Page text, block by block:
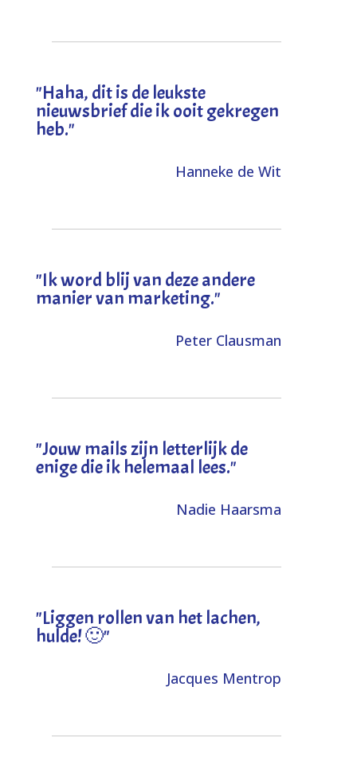
"Haha, dit is de leukste
nieuwsbrief die ik ooit gekregen
heb."
Hanneke de Wit
"Ik word blij van deze andere
manier van marketing."
Peter Clausman
"Jouw mails zijn letterlijk de
enige die ik helemaal lees."
Nadie Haarsma
"Liggen rollen van het lachen,
hulde! 🙂"
Jacques Mentrop